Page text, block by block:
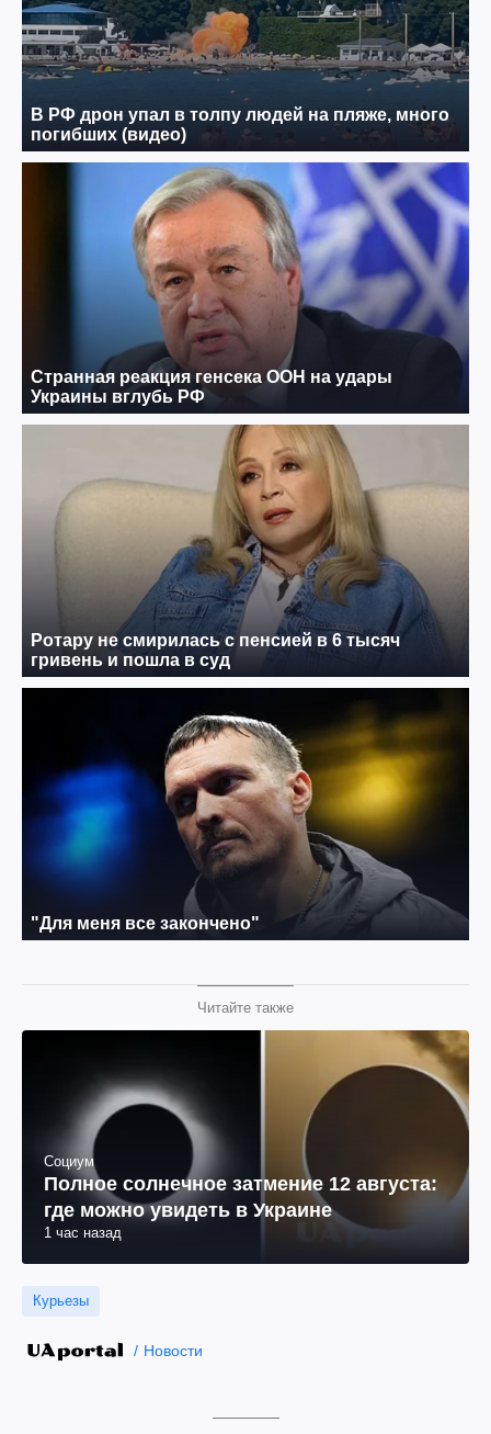
Читайте также
Социум
Полное солнечное затмение 12 августа:
где можно увидеть в Украине
1 час назад
Курьезы
Новости